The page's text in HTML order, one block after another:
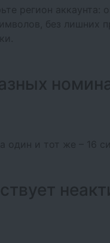
регион аккаунта:
без лишних
один и тот же – 16